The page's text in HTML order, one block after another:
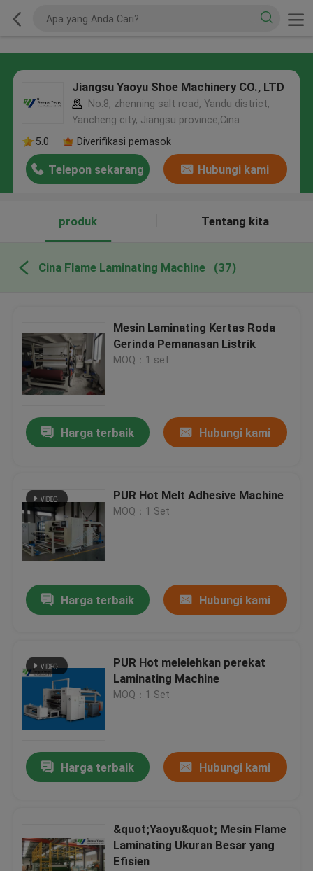
Jiangsu Yaoyu Shoe Machinery CO., LTD
No.8, zhenning salt road, Yandu district,
Yancheng city, Jiangsu province,Cina
5.0
Diverifikasi pemasok
Telepon sekarang Hubungi kami
produk Tentang kita
Cina Flame Laminating Machine (37)
Mesin Laminating Kertas Roda
Gerinda Pemanasan Listrik
MOQ：1 set
Harga terbaik Hubungi kami
PUR Hot Melt Adhesive Machine
MOQ：1 Set
Harga terbaik Hubungi kami
PUR Hot melelehkan perekat
Laminating Machine
MOQ：1 Set
Harga terbaik Hubungi kami
&quot;Yaoyu&quot; Mesin Flame
Laminating Ukuran Besar yang
Efisien